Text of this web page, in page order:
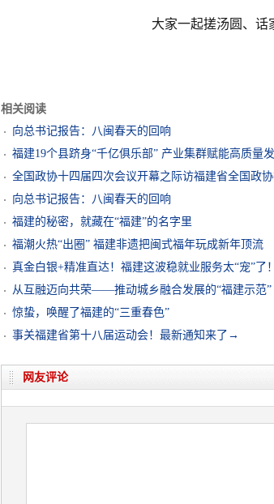
大家一起搓汤圆、话
相关阅读
向总书记报告：八闽春天的回响
福建19个县跻身“千亿俱乐部” 产业集群赋能高质量
全国政协十四届四次会议开幕之际访福建省全国政协
向总书记报告：八闽春天的回响
福建的秘密，就藏在“福建”的名字里
福潮火热“出圈” 福建非遗把闽式福年玩成新年顶流
真金白银+精准直达！福建这波稳就业服务太“宠”了！
从互融迈向共荣——推动城乡融合发展的“福建示范”
惊蛰，唤醒了福建的“三重春色”
事关福建省第十八届运动会！最新通知来了→
网友评论